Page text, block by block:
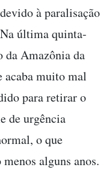
à paralisação
última quinta-
da Amazônia da
acaba muito mal
para retirar o
de urgência
o que
alguns anos.